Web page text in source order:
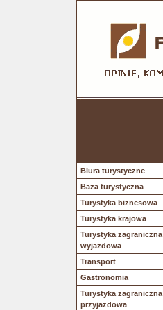
Biura turystyczne
Baza turystyczna
Turystyka biznesowa
Turystyka krajowa
Turystyka zagraniczna
wyjazdowa
Transport
Gastronomia
Turystyka zagraniczna
przyjazdowa